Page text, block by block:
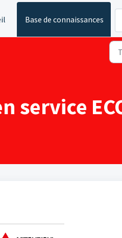
Base de connaissances
service